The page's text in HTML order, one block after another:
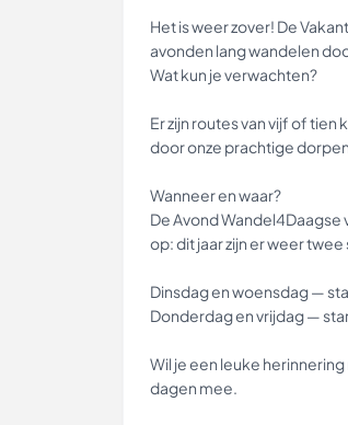
Het is weer zover! De
avonden lang wandelen
Wat kun je verwachten?
Er zijn routes van vijf of
door onze prachtige
Wanneer en waar?
De Avond Wandel4Daagse
op: dit jaar zijn er weer
Dinsdag en woensdag —
Donderdag en vrijdag —
Wil je een leuke
dagen mee.